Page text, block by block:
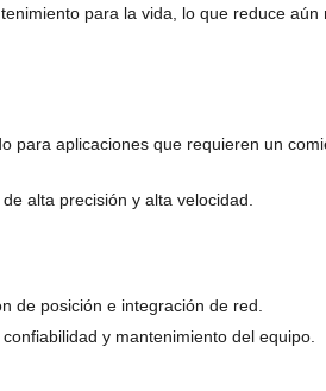
para la vida, lo que reduce aún
para aplicaciones que requieren un
alta precisión y alta velocidad.
de posición e integración de red.
y mantenimiento del equipo.